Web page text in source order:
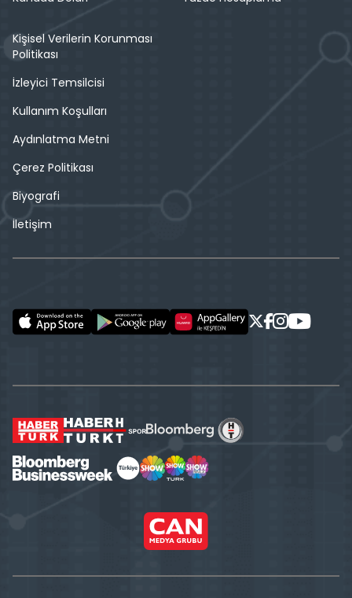
Kişisel Verilerin Korunması
Politikası
İzleyici Temsilcisi
Kullanım Koşulları
Aydınlatma Metni
Çerez Politikası
Biyografi
İletişim